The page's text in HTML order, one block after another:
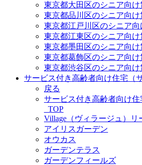
東京都大田区のシニア向け
東京都品川区のシニア向け
東京都江戸川区のシニア向
東京都江東区のシニア向け
東京都墨田区のシニア向け
東京都葛飾区のシニア向け
東京都渋谷区のシニア向け
サービス付き高齢者向け住宅（
戻る
サービス付き高齢者向け
_TOP
Village（ヴィラージュ）リ
アイリスガーデン
オウカス
ガーデンテラス
ガーデンフィールズ